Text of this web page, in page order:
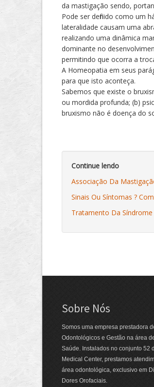
da mastigação sendo,
Pode ser definido como um
lateralidade causam uma
realizando uma dinâmica
dominante no
permitindo que ocorra a
A Homeopatia em seus
para que isto aconteça.
Sabemos que existe o
ou mordida profunda; (b)
bruxismo não é doença do
Continue lendo
Associação Da
Sinais Ou Síntomas ?
Tratamento Da
Sobre Nós
Somos uma empresa prestadora
Odontológicos e Gestão na área
Saúde. Instalados no conjunto 52
Medical Center, prestamos
área odontológica, exclusivo em
Dores Orofaciais.